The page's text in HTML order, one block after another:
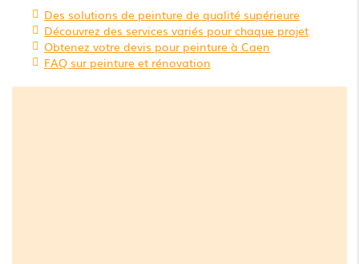
Des solutions de peinture de qualité supérieure
Découvrez des services variés pour chaque projet
Obtenez votre devis pour peinture à Caen
FAQ sur peinture et rénovation